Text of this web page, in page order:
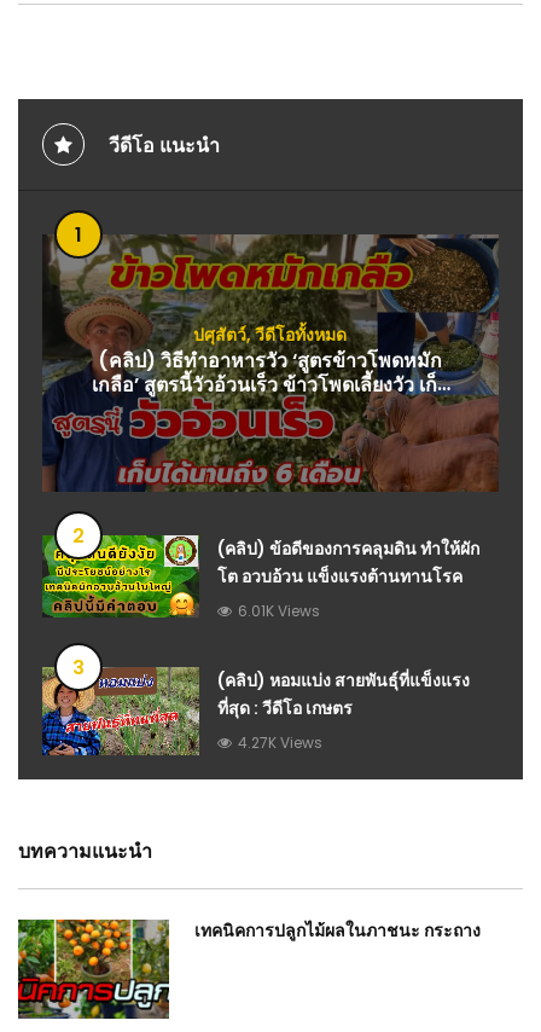
วีดีโอ แนะนำ
1
ปศุสัตว์,วีดีโอทั้งหมด
(คลิป) วิธีทำอาหารวัว ‘สูตรข้าวโพดหมัก
เกลือ’ สูตรนี้วัวอ้วนเร็ว ข้าวโพดเลี้ยงวัว เก็บ
ได้นาน 6 เดือน : วีดีโอ เกษตร
2
(คลิป) ข้อดีของการคลุมดิน ทำให้ผัก
โต อวบอ้วน แข็งแรงต้านทานโรค
6.01K Views
3
(คลิป) หอมแบ่ง สายพันธุ์ที่แข็งแรง
ที่สุด : วีดีโอ เกษตร
4.27K Views
บทความแนะนำ
เทคนิคการปลูกไม้ผลในภาชนะ กระถาง